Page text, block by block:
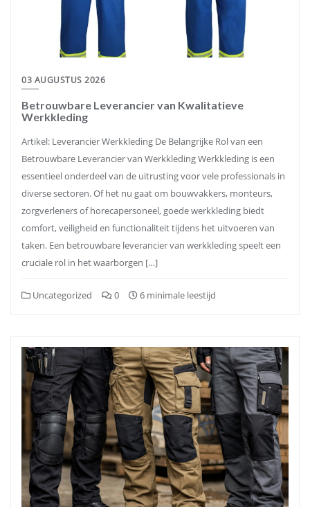
03 AUGUSTUS 2026
Betrouwbare Leverancier van Kwalitatieve
Werkkleding
Artikel: Leverancier Werkkleding De Belangrijke Rol van een
Betrouwbare Leverancier van Werkkleding Werkkleding is een
essentieel onderdeel van de uitrusting voor vele professionals in
diverse sectoren. Of het nu gaat om bouwvakkers, monteurs,
zorgverleners of horecapersoneel, goede werkkleding biedt
comfort, veiligheid en functionaliteit tijdens het uitvoeren van
taken. Een betrouwbare leverancier van werkkleding speelt een
cruciale rol in het waarborgen […]
Uncategorized 0 6 minimale leestijd